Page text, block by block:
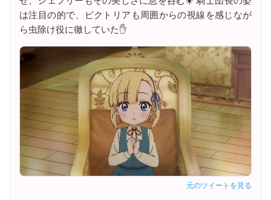
は注目の的で、ビクトリアも周囲からの視線を感じなが
ら虫除け役に徹していた✋
元のツイートを見る